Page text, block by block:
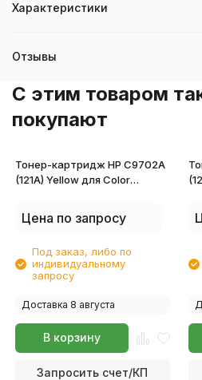
Характеристики
Отзывы
C этим товаром
покупают
Тонер-картридж HP C9702A
(121A) Yellow для Color
Цена по запросу
Под заказ, либо по
индивидуальному
запросу
Доставка 8 августа
В корзину
Запросить счет/КП